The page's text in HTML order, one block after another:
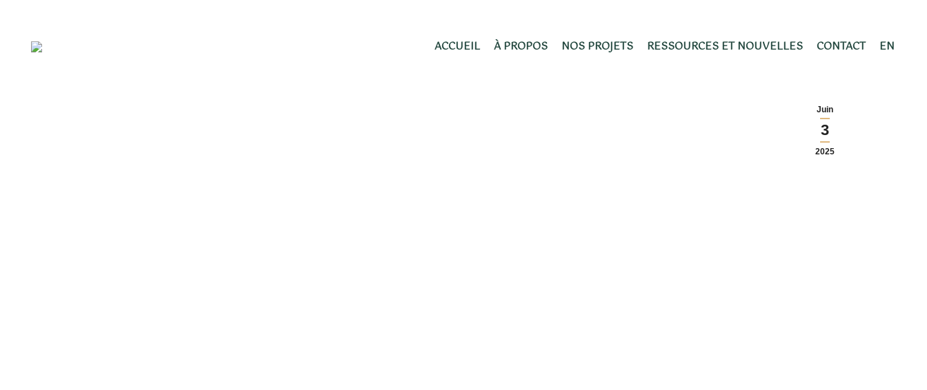
ACCUEIL À PROPOS NOS PROJETS RESSOURCES ET NOUVELLES CONTACT EN
Juin
3
2025